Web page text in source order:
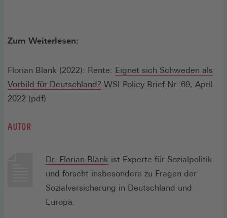
Zum Weiterlesen:
Florian Blank (2022): Rente: Eignet sich Schweden als
Vorbild für Deutschland? (Öffnet
WSI Policy Brief Nr. 69, April
2022 (pdf)
AUTOR
Dr. Florian Blank ist Experte für Sozialpolitik
und forscht insbesondere zu Fragen der
Sozialversicherung in Deutschland und
Europa.